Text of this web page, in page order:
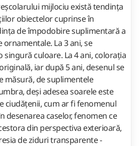
mijlociu există tendința
obiectelor cuprinse în
de împodobire suplimentară a
La 3 ani, se
singură culoare. La 4 ani, colorația
iar după 5 ani, desenul se
măsură, de suplimentele
deși adesea soarele este
ciudățenii, cum ar fi fenomenul
desenarea caselor, fenomen ce
din perspectiva exterioară,
de ziduri transparente -